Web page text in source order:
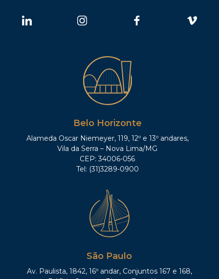
Belo Horizonte
Alameda Oscar Niemeyer, 119, 12º e 13º andares,
Vila da Serra – Nova Lima/MG
CEP: 34006-056
Tel: (31)3289-0900
São Paulo
Av. Paulista, 1842, 16º andar, Conjuntos 167 e 168,